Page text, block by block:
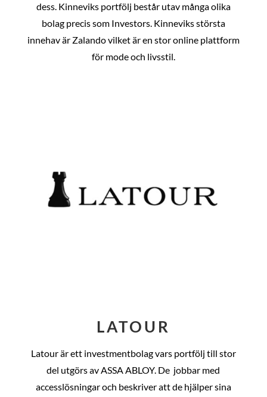
dess. Kinneviks portfölj består utav många olika
bolag precis som Investors. Kinneviks största
innehav är Zalando vilket är en stor online plattform
för mode och livsstil.
LATOUR
Latour är ett investmentbolag vars portfölj till stor
del utgörs av ASSA ABLOY. De jobbar med
accesslösningar och beskriver att de hjälper sina